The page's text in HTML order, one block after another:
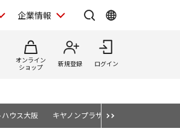
企業情報
オンライン
ショップ
新規登録 ログイン
ウス大阪 キヤノンプラザSコミュニケーション